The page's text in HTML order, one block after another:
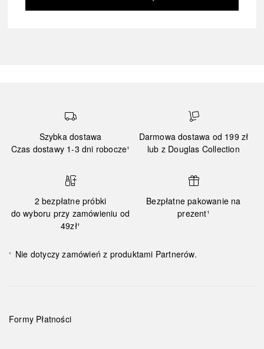
Szybka dostawa
Czas dostawy 1-3 dni robocze¹
Darmowa dostawa od 199 zł
lub z Douglas Collection
2 bezpłatne próbki
do wyboru przy zamówieniu od
49zł¹
Bezpłatne pakowanie na
prezent¹
¹ Nie dotyczy zamówień z produktami Partnerów.
Formy Płatności